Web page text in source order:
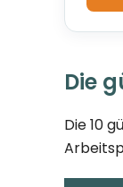
Die
Die 10